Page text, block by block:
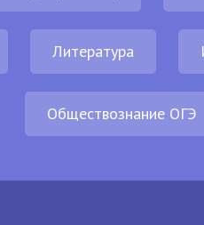
Литература
Обществознание ОГЭ